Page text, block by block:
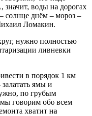
значит, воды на дорогах
солнце днём – мороз –
Ломакин.
нужно полностью
ливневки
в порядок 1 км
ямы и
по грубым
говорим обо всем
хватит на